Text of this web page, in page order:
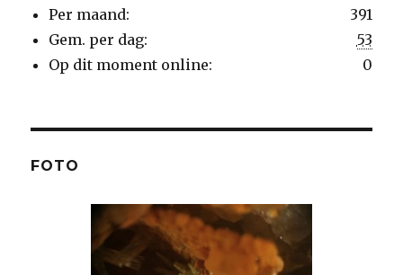
391
Per maand:
53
Gem. per dag:
0
Op dit moment online:
FOTO